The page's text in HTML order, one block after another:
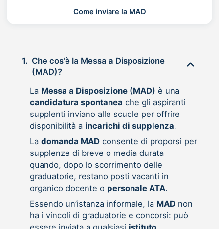
Come inviare la MAD
1. Che cos’è la Messa a Disposizione
(MAD)?
La Messa a Disposizione (MAD) è una
candidatura spontanea che gli aspiranti
supplenti inviano alle scuole per offrire
disponibilità a incarichi di supplenza.
La domanda MADconsente di proporsi per
supplenze di breve o media durata
quando, dopo lo scorrimento delle
graduatorie, restano posti vacanti in
organico docente o personale ATA.
Essendo un’istanza informale, la MADnon
ha i vincoli di graduatorie e concorsi: può
essere inviata a qualsiasi istituto